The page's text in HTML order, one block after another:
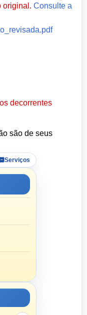
original.Consulte a
decorrentes
são de seus
Serviços